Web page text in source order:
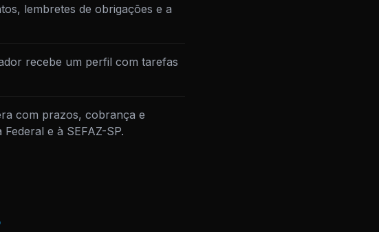
lembretes de obrigações e a
recebe um perfil com tarefas
com prazos, cobrança e
e à SEFAZ-SP.